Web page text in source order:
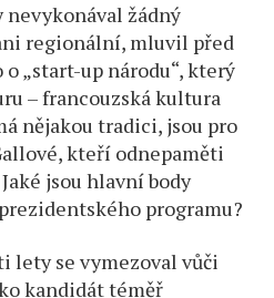
žádný
regionální, mluvil před
„start-up národu“, který
– francouzská kultura
nějakou tradici, jsou pro
kteří odnepaměti
jsou hlavní body
programu?
lety se vymezoval vůči
kandidát téměř